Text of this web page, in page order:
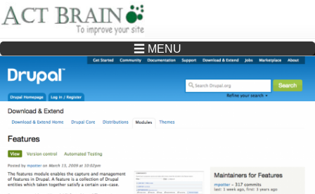
Drupalサイトの制作・保守をどこに頼んでいいか分からない方へ…まずはご相談く
☰ MENU